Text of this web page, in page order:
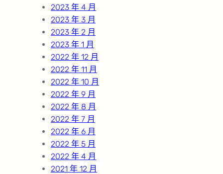
2023 年 4 月
2023 年 3 月
2023 年 2 月
2023 年 1 月
2022 年 12 月
2022 年 11 月
2022 年 10 月
2022 年 9 月
2022 年 8 月
2022 年 7 月
2022 年 6 月
2022 年 5 月
2022 年 4 月
2021 年 12 月